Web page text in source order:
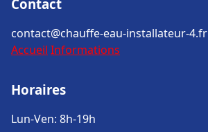
Contact
contact@chauffe-eau-installateur-4.fr
Accueil Informations
Horaires
Lun-Ven: 8h-19h